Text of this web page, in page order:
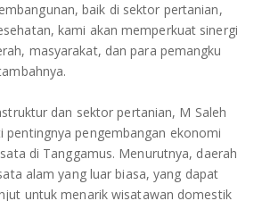
baik di sektor pertanian,
kami akan memperkuat sinergi
masyarakat, dan para pemangku
dan sektor pertanian, M Saleh
pengembangan ekonomi
di Tanggamus. Menurutnya, daerah
alam yang luar biasa, yang dapat
untuk menarik wisatawan domestik